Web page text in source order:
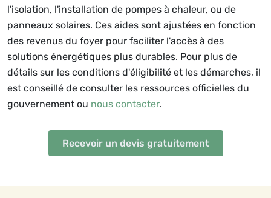
l'isolation, l'installation de pompes à chaleur, ou de
panneaux solaires. Ces aides sont ajustées en fonction
des revenus du foyer pour faciliter l'accès à des
solutions énergétiques plus durables. Pour plus de
détails sur les conditions d'éligibilité et les démarches, il
est conseillé de consulter les ressources officielles du
gouvernement ou nous contacter.
Recevoir un devis gratuitement